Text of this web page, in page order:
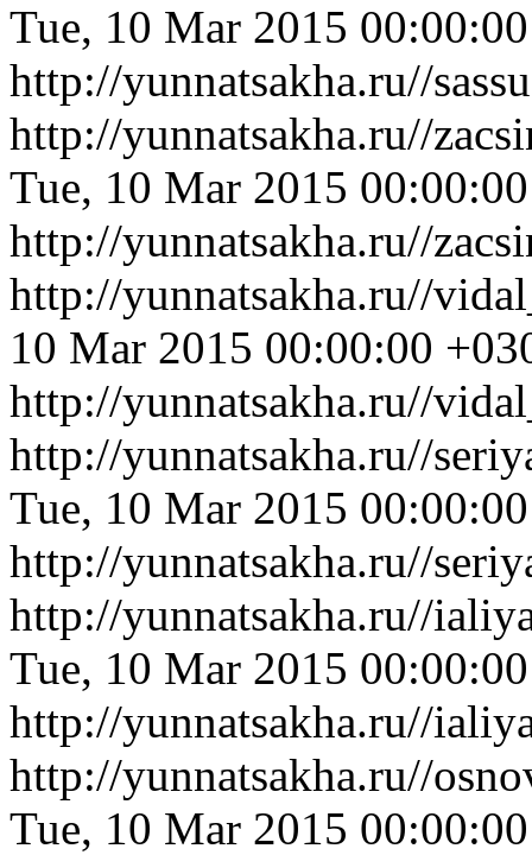
Tue, 10 Mar 2015
http://yunnatsakha.ru//
http://yunnatsakha.ru//
Tue, 10 Mar 2015
http://yunnatsakha.ru//
http://yunnatsakha.ru//
10 Mar 2015 00:00:00
http://yunnatsakha.ru//
http://yunnatsakha.ru//
Tue, 10 Mar 2015
http://yunnatsakha.ru//
http://yunnatsakha.ru//
Tue, 10 Mar 2015
http://yunnatsakha.ru//
http://yunnatsakha.ru//
Tue, 10 Mar 2015